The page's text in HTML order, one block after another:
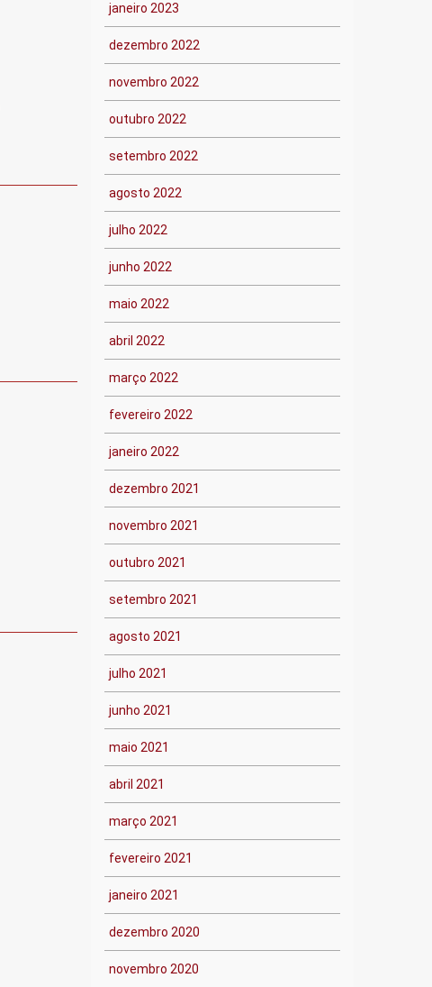
janeiro 2023
dezembro 2022
novembro 2022
outubro 2022
setembro 2022
agosto 2022
julho 2022
junho 2022
maio 2022
abril 2022
março 2022
fevereiro 2022
janeiro 2022
dezembro 2021
novembro 2021
outubro 2021
setembro 2021
agosto 2021
julho 2021
junho 2021
maio 2021
abril 2021
março 2021
fevereiro 2021
janeiro 2021
dezembro 2020
novembro 2020